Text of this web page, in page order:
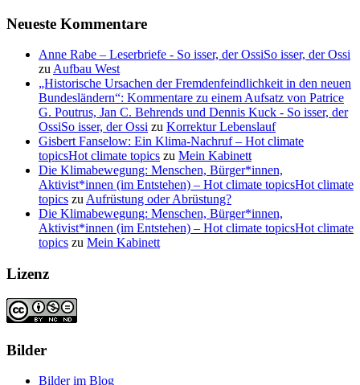
Neueste Kommentare
Anne Rabe – Leserbriefe - So isser, der OssiSo isser, der Ossi
zu Aufbau West
„Historische Ursachen der Fremdenfeindlichkeit in den neuen
Bundesländern“: Kommentare zu einem Aufsatz von Patrice
G. Poutrus, Jan C. Behrends und Dennis Kuck - So isser, der
OssiSo isser, der Ossi zu Korrektur Lebenslauf
Gisbert Fanselow: Ein Klima-Nachruf – Hot climate
topicsHot climate topics zu Mein Kabinett
Die Klimabewegung: Menschen, Bürger*innen,
Aktivist*innen (im Entstehen) – Hot climate topicsHot climate
topics zu Aufrüstung oder Abrüstung?
Die Klimabewegung: Menschen, Bürger*innen,
Aktivist*innen (im Entstehen) – Hot climate topicsHot climate
topics zu Mein Kabinett
Lizenz
Bilder
Bilder im Blog